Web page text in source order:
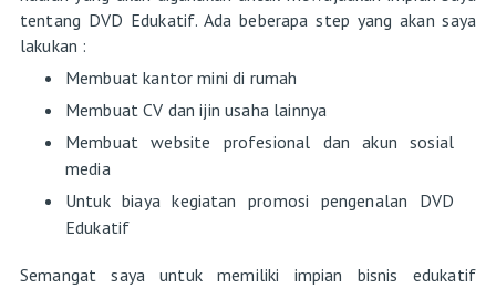
tentang DVD Edukatif. Ada beberapa step yang akan saya
lakukan :
Membuat kantor mini di rumah
Membuat CV dan ijin usaha lainnya
Membuat website profesional dan akun sosial
media
Untuk biaya kegiatan promosi pengenalan DVD
Edukatif
Semangat saya untuk memiliki impian bisnis edukatif